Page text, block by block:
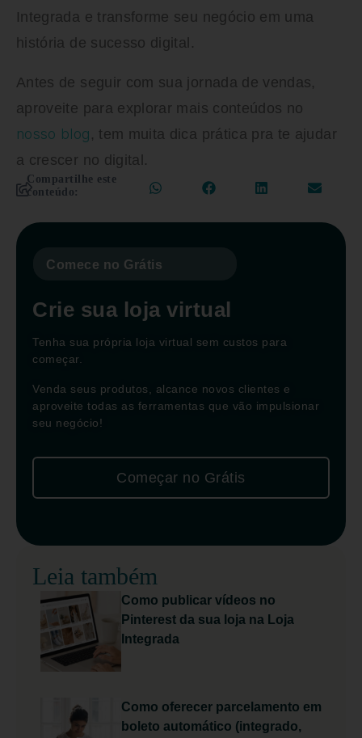
Integrada e transforme seu negócio em uma
história de sucesso digital.
Antes de seguir com sua jornada de vendas,
aproveite para explorar mais conteúdos no
nosso blog , tem muita dica prática pra te ajudar
a crescer no digital.
Compartilhe este
conteúdo:
Comece no Grátis
Crie sua loja virtual
Tenha sua própria loja virtual sem custos para
começar.
Venda seus produtos, alcance novos clientes e
aproveite todas as ferramentas que vão impulsionar
seu negócio!
Começar no Grátis
Leia também
Como publicar vídeos no
Pinterest da sua loja na Loja
Integrada
Como oferecer parcelamento em
boleto automático (integrado,